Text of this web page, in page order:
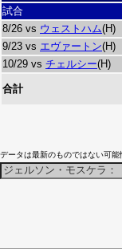
試合
8/26 vs ウェストハム(H)
9/23 vs エヴァートン(H)
10/29 vs チェルシー(H)
合計
データは最新のものではない可